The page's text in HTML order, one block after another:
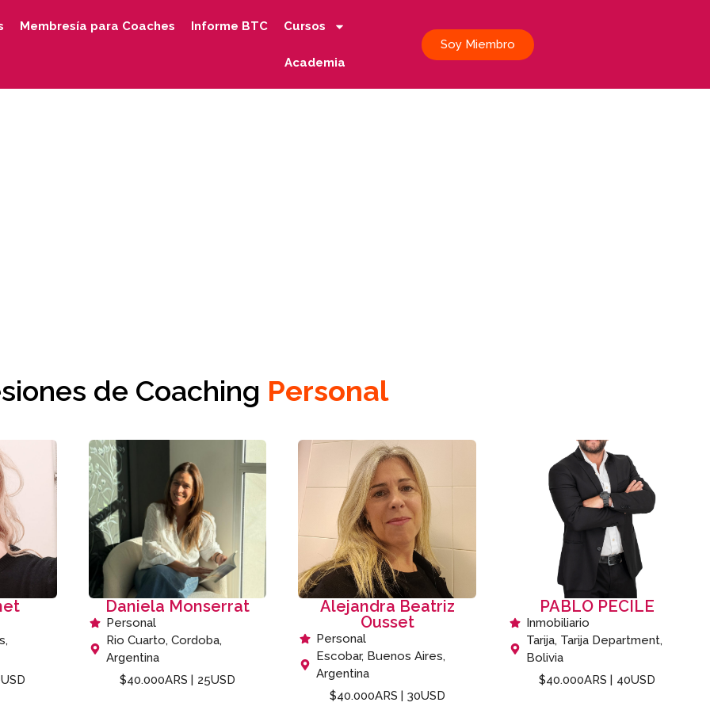
Membresía para Coaches Informe BTC Cursos
Academia
Soy Miembro
de Coaching Personal
Daniela Monserrat
Personal
Rio Cuarto, Cordoba,
Argentina
$40.000ARS | 25USD
Alejandra Beatriz
Ousset
Personal
Escobar, Buenos Aires,
Argentina
$40.000ARS | 30USD
PABLO PECILE
Inmobiliario
Tarija, Tarija Department,
Bolivia
$40.000ARS | 40USD